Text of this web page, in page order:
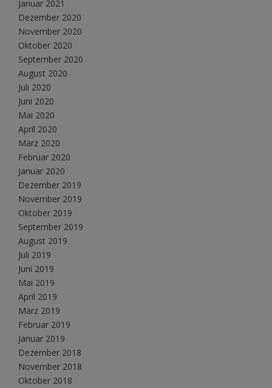
Januar 2021
Dezember 2020
November 2020
Oktober 2020
September 2020
August 2020
Juli 2020
Juni 2020
Mai 2020
April 2020
März 2020
Februar 2020
Januar 2020
Dezember 2019
November 2019
Oktober 2019
September 2019
August 2019
Juli 2019
Juni 2019
Mai 2019
April 2019
März 2019
Februar 2019
Januar 2019
Dezember 2018
November 2018
Oktober 2018